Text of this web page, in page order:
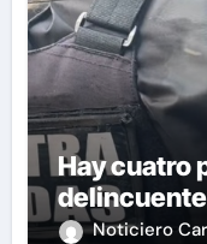
Hay cuatro
Noticiero